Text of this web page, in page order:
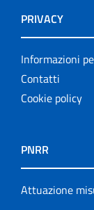
PRIVACY
Informazioni
Contatti
Cookie policy
PNRR
Attuazione